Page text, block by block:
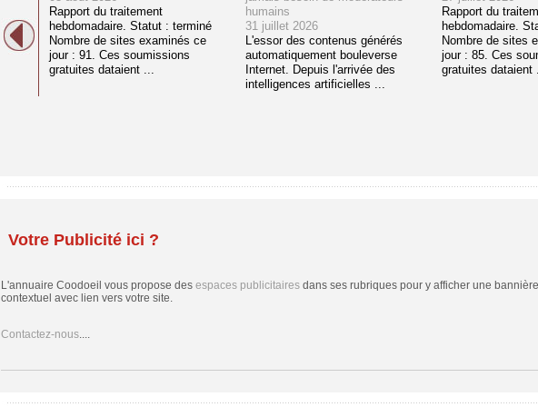
Rapport du traitement
hebdomadaire. Statut : terminé
Nombre de sites examinés ce
jour : 91. Ces soumissions
gratuites dataient ...
humains
31 juillet 2026
L'essor des contenus générés
automatiquement bouleverse
Internet. Depuis l'arrivée des
intelligences artificielles ...
Rapport du
hebdomadaire.
Nombre de sites
jour : 85. Ces
gratuites dataient
Votre Publicité ici ?
L'annuaire Coodoeil vous propose des espaces publicitairesdans ses rubriques pour y afficher une
contextuel avec lien vers votre site.
Contactez-nous....